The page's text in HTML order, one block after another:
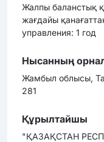
Жалпы баланстық
жағдайы
управления: 1 год
Нысанның
Жамбыл облысы,
281
Құрылтайшы
"ҚАЗАҚСТАН